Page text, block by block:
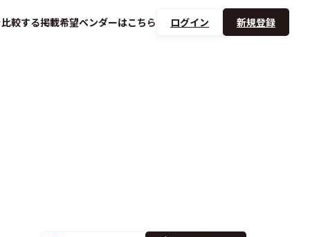
比較する掲載希望ベンダーはこちら ログイン 新規登録